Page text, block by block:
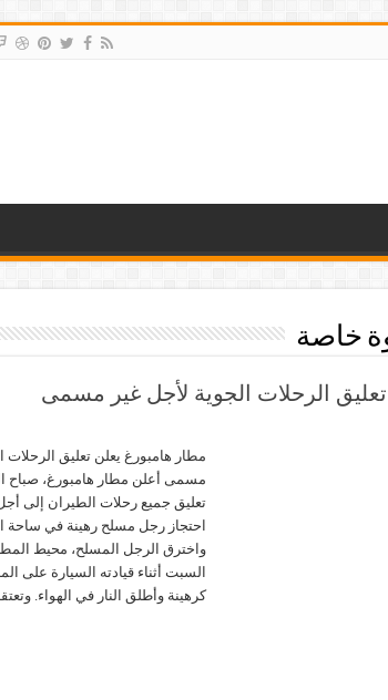
خاصة
الرحلات الجوية لأجل غير مسمى
مطار هامبورغ يعلن تعليق الرحلات
تعليق جميع رحلات الطيران إلى
احتجاز رجل مسلح رهينة في ساحة
واخترق الرجل المسلح، محيط
السبت أثناء قيادته السيارة على
كرهينة وأطلق النار في الهواء.